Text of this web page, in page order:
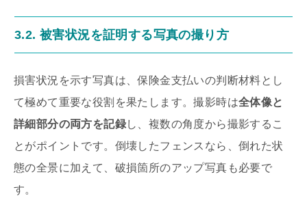
3.2. 被害状況を証明する写真の撮り方
損害状況を示す写真は、保険金支払いの判断材料とし
て極めて重要な役割を果たします。撮影時は全体像と
詳細部分の両方を記録し、複数の角度から撮影するこ
とがポイントです。倒壊したフェンスなら、倒れた状
態の全景に加えて、破損箇所のアップ写真も必要で
す。